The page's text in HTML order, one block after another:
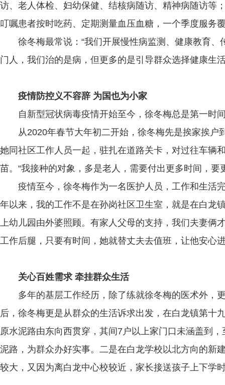
访、老人体检、妇幼保健、结核病随访、精神病随访等
叮嘱患者按时吃药、定期测量血压血糖，一个季度服务
徐冬梅最常说：“我们开展慢性病监测、健康教育
门人，我们治的是病，但更多的是引导群众选择健康生
疫情防控义不容辞 为国也为小家
自新型冠状病毒疫情开始至今，徐冬梅总是第一时
从2020年春节大年初二开始，徐冬梅先是挨家挨
她同社区工作人员一起，驻扎在道路关卡，对过往车辆
苗。“我接种的对象，多是老人，需要付出更多时间，
疫情至今，徐冬梅作为一名医护人员，工作和生活
年以来，我的工作不是在孙岗社区卫生室，就是在白龙
上幼儿园由外婆照顾。有家人父母的支持，我们夫妻俩
工作后腿，只要有时间，她就替丈夫去值班，让他安心
关心百姓需求 牵挂群众生活
多年的基层工作经历，除了练就徐冬梅的医术外，
后，徐冬梅更是从群众的生活诉求出发，在白龙镇第十
原水泥路由东向西贯穿，其间7户以上家门口未涵盖到
泥路，为群众办好实事。二是在白龙学校以北方向的新
较大，又因为离白龙中心校较近，家长接送孩子上下学